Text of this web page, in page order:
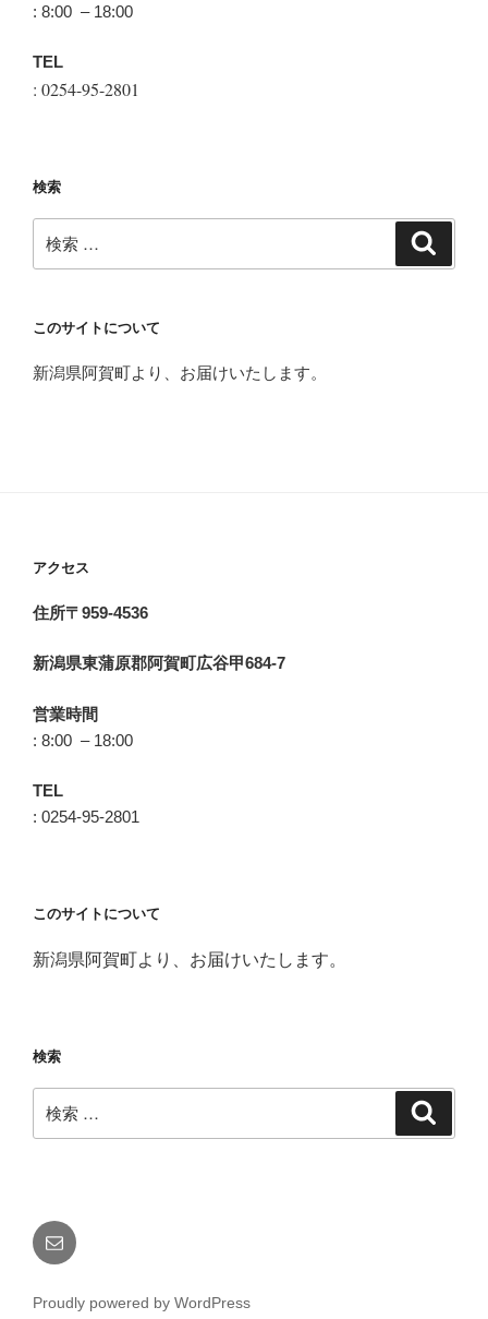
: 8:00 – 18:00
TEL
: 0254-95-2801
検索
索:
このサイトについて
新潟県阿賀町より、お届けいたします。
アクセス
住所〒959-4536
新潟県東蒲原郡阿賀町広谷甲684-7
営業時間
: 8:00 – 18:00
TEL
: 0254-95-2801
このサイトについて
新潟県阿賀町より、お届けいたします。
検索
索:
メ
ー
Proudly powered by WordPress